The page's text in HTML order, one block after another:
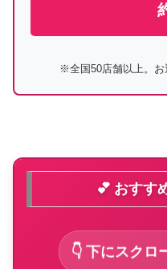
※全国50店舗以上。お
💕 おすす
👇 下にスクロ